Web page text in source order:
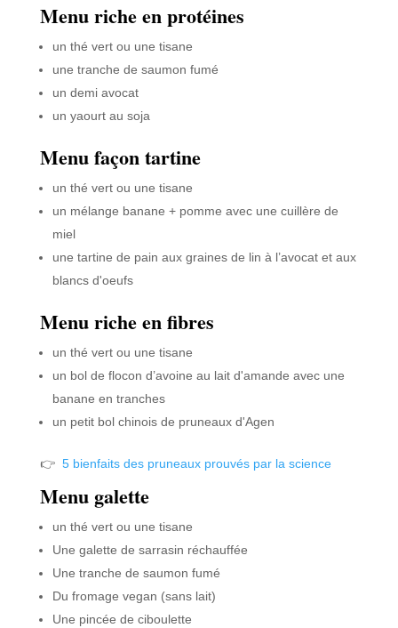
Menu riche en protéines
un thé vert ou une tisane
une tranche de saumon fumé
un demi avocat
un yaourt au soja
Menu façon tartine
un thé vert ou une tisane
un mélange banane + pomme avec une cuillère de
miel
une tartine de pain aux graines de lin à l’avocat et aux
blancs d'oeufs
Menu riche en fibres
un thé vert ou une tisane
un bol de flocon d’avoine au lait d'amande avec une
banane en tranches
un petit bol chinois de pruneaux d'Agen
👉 5 bienfaits des pruneaux prouvés par la science
Menu galette
un thé vert ou une tisane
Une galette de sarrasin réchauffée
Une tranche de saumon fumé
Du fromage vegan (sans lait)
Une pincée de ciboulette